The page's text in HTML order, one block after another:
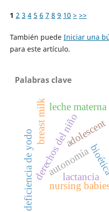
1 2 3 4 5 6 7 8 9 10 > >>
También puede Iniciar una
para este artículo.
Palabras clave
bioética
autonomía
derechos del niñoadolescent
deficiencia de yodo lactancia
leche materna
b
r
e
a
s
t
m
i
l
k
nursing